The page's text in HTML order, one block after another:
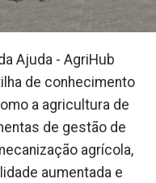
Ajuda - AgriHub
de conhecimento
a agricultura de
de gestão de
agrícola,
aumentada e